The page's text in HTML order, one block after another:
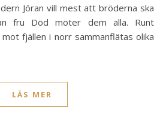
Jöran vill mest att bröderna ska
fru Död möter dem alla. Runt
fjällen i norr sammanflätas olika
LÄS MER